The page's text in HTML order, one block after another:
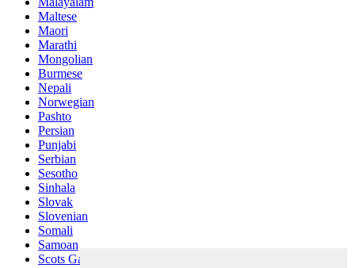
Maltese
Maori
Marathi
Mongolian
Burmese
Nepali
Norwegian
Pashto
Persian
Punjabi
Serbian
Sesotho
Sinhala
Slovak
Slovenian
Somali
Samoan
Scots Gaelic